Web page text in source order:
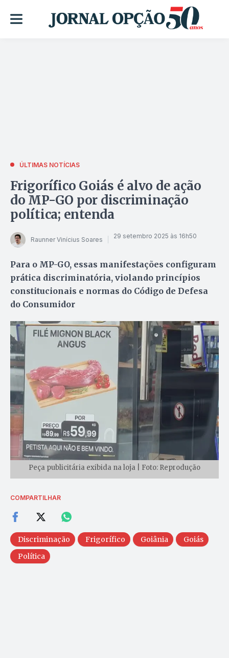
ÚLTIMAS NOTÍCIAS
Frigorífico Goiás é alvo de ação
do MP-GO por discriminação
política; entenda
Raunner Vinícius Soares 29 setembro 2025 às 16h50
Para o MP-GO, essas manifestações configuram
prática discriminatória, violando princípios
constitucionais e normas do Código de Defesa
do Consumidor
Peça publicitária exibida na loja | Foto: Reprodução
COMPARTILHAR
Discriminação Frigorífico Goiânia
Goiás
Política